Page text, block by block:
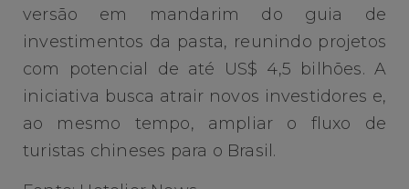
versão em mandarim do guia de
investimentos da pasta, reunindo projetos
com potencial de até US$ 4,5 bilhões. A
iniciativa busca atrair novos investidores e,
ao mesmo tempo, ampliar o fluxo de
turistas chineses para o Brasil.